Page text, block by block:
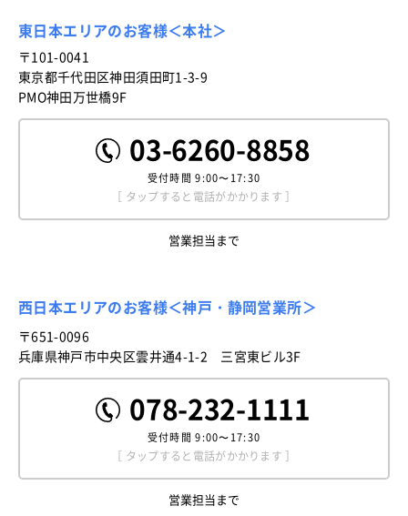
東日本エリアのお客様＜本社＞
〒101-0041
東京都千代田区神田須田町1-3-9
PMO神田万世橋9F
03-6260-8858
受付時間9:00〜17:30
［ タップすると電話がかかります ］
営業担当まで
西日本エリアのお客様＜神戸・静岡営業所＞
〒651-0096
兵庫県神戸市中央区雲井通4-1-2 三宮東ビル3F
078-232-1111
受付時間9:00〜17:30
［ タップすると電話がかかります ］
営業担当まで